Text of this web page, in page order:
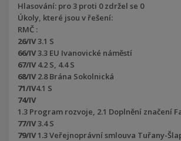
Hlasování: pro 3 proti 0 zdržel se 0
Úkoly, které jsou v řešení:
RMČ :
26/IV3.1 S
66/IV3.3 EU Ivanovické náměstí
67/IV4.2 S, 4.4 S
68/IV2.8 Brána Sokolnická
71/IV4.1 S
74/IV
1.3 Program rozvoje, 2.1 Doplnění značení
77/IV3.4 S
79/IV1.3 Veřejnoprávní smlouva Tuřany-